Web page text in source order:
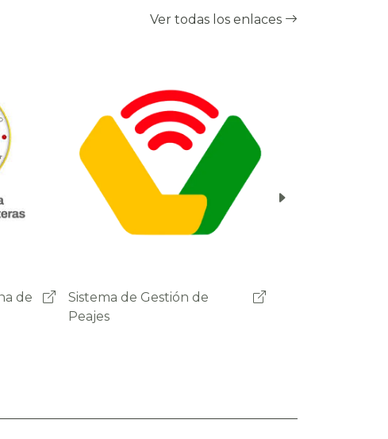
Ver todas los enlaces
Ministerio de Obras Públicas
Servicios y Vivienda